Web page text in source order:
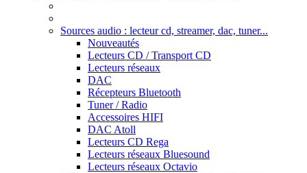
Sources audio : lecteur cd, streamer, dac, tuner...
Nouveautés
Lecteurs CD / Transport CD
Lecteurs réseaux
DAC
Récepteurs Bluetooth
Tuner / Radio
Accessoires HIFI
DAC Atoll
Lecteurs CD Rega
Lecteurs réseaux Bluesound
Lecteurs réseaux Octavio